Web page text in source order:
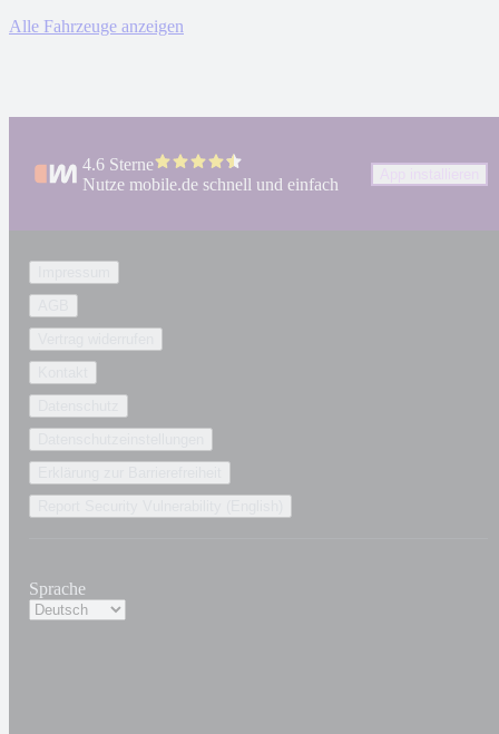
Alle Fahrzeuge anzeigen
4.6 Sterne
Nutze mobile.de schnell und einfach
Sprache